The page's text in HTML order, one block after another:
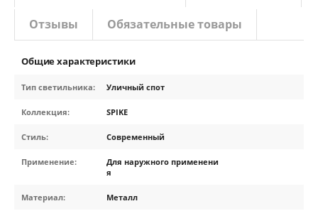
Отзывы Обязательные товары
Общие характеристики
Тип светильника: Уличный спот
Коллекция: SPIKE
Стиль: Современный
Применение:
Для наружного применени
я
Материал: Металл